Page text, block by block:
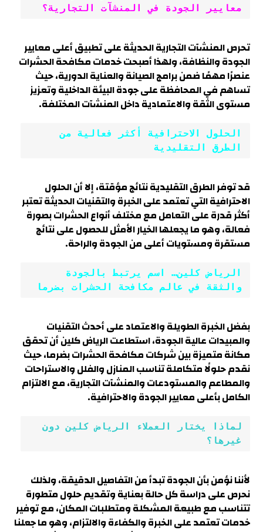
معايير الجودة في المنشآت التجارية؟
تحرص المنشآت التجارية الحديثة على تطبيق أعلى معايير
الجودة والنظافة، ولهذا أصبحت خدمات مكافحة الحشرات
عنصرًا مهمًا ضمن برامج الصيانة والعناية الدورية، حيث
تساهم في المحافظة على جودة البيئة الداخلية وتعزيز
مستوى الثقة والاعتمادية داخل المنشآت المختلفة.
الحلول الاحترافية أكثر فعالية من
الطرق التقليدية
قد توفر الطرق التقليدية نتائج مؤقتة، إلا أن الحلول
الاحترافية التي تعتمد على الخبرة والتقنيات الحديثة تعتبر
أكثر قدرة على التعامل مع مختلف أنواع الحشرات بصورة
فعالة، وهو ما يجعلها الخيار الأمثل للحصول على نتائج
مستقرة ومستويات أعلى من الجودة والراحة.
والثقة في عالم مكافحة الحشرات بضرما
بفضل الخبرة الطويلة والاعتماد على أحدث التقنيات
والمبيدات عالية الجودة، استطاعت الرياض كلين أن تحقق
مكانة متميزة بين شركات مكافحة الحشرات بضرما، حيث
نقدم حلولًا متكاملة تناسب المنازل والفلل والاستراحات
والمطاعم والمستودعات والمنشآت التجارية، مع الالتزام
الكامل بأعلى معايير الجودة والاحترافية.
غيرها؟
لأننا نؤمن بأن الجودة تبدأ من التفاصيل الدقيقة، ولذلك
نحرص على دراسة كل حالة بعناية وتقديم حلول متطورة
تتناسب مع طبيعة المشكلة ومتطلبات المكان، مع توفير
خدمات تعتمد على الخبرة والكفاءة والالتزام، وهو ما جعلنا